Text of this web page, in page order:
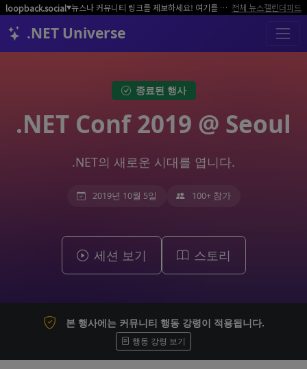
loopback.social▼ 뉴스나 커뮤니티 링크를 제보하세요! 여기를 클릭해서 알려주세요. 전체 뉴스캘린더피드
.NET Universe
종료된 행사
.NET Conf 2019 @ Seoul
.NET의 새로운 시대를 엽니다.
2019년 10월 5일 100+ 참가
세션 보기 스토리
본 행사에는 커뮤니티 행동 강령이 적용됩니다.
행동 강령 보기